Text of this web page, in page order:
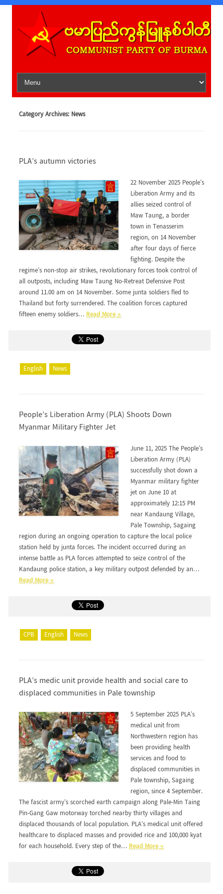
Skip to content
Category Archives: News
PLA’s autumn victories
22 November 2025 People’s
Liberation Army and its
allies seized control of
Maw Taung, a border
town in Tenasserim
region, on 14 November
after four days of fierce
fighting. Despite the
regime’s non-stop air strikes, revolutionary forces took control of
all outposts, including Maw Taung No-Retreat Defensive Post
around 11.00 am on 14 November. Some junta soldiers fled to
Thailand but forty surrendered. The coalition forces captured
fifteen enemy soldiers…Read More »
English News
People’s Liberation Army (PLA) Shoots Down
Myanmar Military Fighter Jet
June 11, 2025 The People’s
Liberation Army (PLA)
successfully shot down a
Myanmar military fighter
jet on June 10 at
approximately 12:15 PM
near Kandaung Village,
Pale Township, Sagaing
region during an ongoing operation to capture the local police
station held by junta forces. The incident occurred during an
intense battle as PLA forces attempted to seize control of the
Kandaung police station, a key military outpost defended by an…
Read More »
CPB English News
PLA’s medic unit provide health and social care to
displaced communities in Pale township
5 September 2025 PLA’s
medical unit from
Northwestern region has
been providing health
services and food to
displaced communities in
Pale township, Sagaing
region, since 4 September.
The fascist army’s scorched earth campaign along Pale-Min Taing
Pin-Gang Gaw motorway torched nearby thirty villages and
displaced thousands of local population. PLA’s medical unit offered
healthcare to displaced masses and provided rice and 100,000 kyat
for each household. Every step of the…Read More »